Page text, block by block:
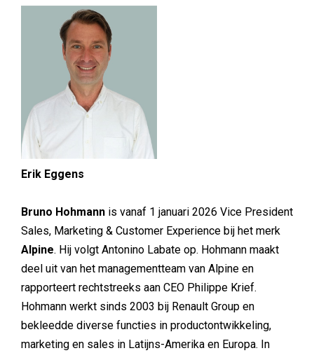
Erik Eggens
Bruno Hohmann is vanaf 1 januari 2026 Vice President
Sales, Marketing & Customer Experience bij het merk
Alpine. Hij volgt Antonino Labate op. Hohmann maakt
deel uit van het managementteam van Alpine en
rapporteert rechtstreeks aan CEO Philippe Krief.
Hohmann werkt sinds 2003 bij Renault Group en
bekleedde diverse functies in productontwikkeling,
marketing en sales in Latijns-Amerika en Europa. In